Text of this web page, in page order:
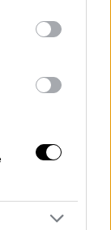
στη
(Ε9), καθώς
για τη
που έχει
θα